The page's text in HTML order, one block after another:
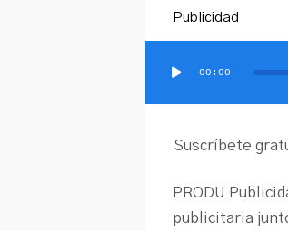
Publicidad
audio
00:00
Suscríbete
PRODU
publicitaria